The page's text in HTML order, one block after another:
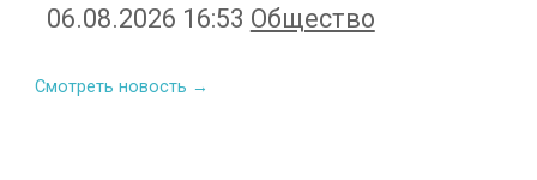
06.08.2026 16:53 Общество
Смотреть новость →